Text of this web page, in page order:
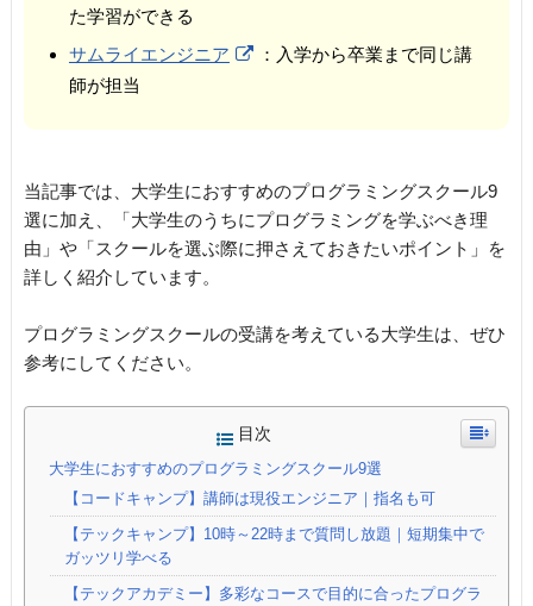
た学習ができる
サムライエンジニア
：入学から卒業まで同じ講
師が担当
当記事では、大学生におすすめのプログラミングスクール9
選に加え、「大学生のうちにプログラミングを学ぶべき理
由」や「スクールを選ぶ際に押さえておきたいポイント」を
詳しく紹介しています。
プログラミングスクールの受講を考えている大学生は、ぜひ
参考にしてください。
目次
大学生におすすめのプログラミングスクール9選
【コードキャンプ】講師は現役エンジニア｜指名も可
【テックキャンプ】10時～22時まで質問し放題｜短期集中で
ガッツリ学べる
【テックアカデミー】多彩なコースで目的に合ったプログラ